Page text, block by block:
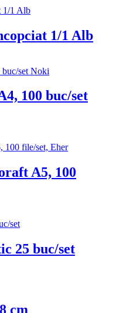
1/1 Alb
100 buc/set
A5, 100
25 buc/set
cm